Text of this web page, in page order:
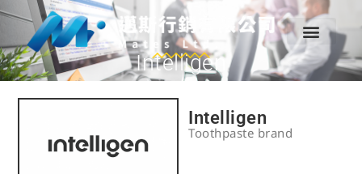
Intelligen
Intelligen
Toothpaste brand